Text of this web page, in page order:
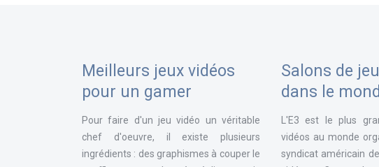
Meilleurs jeux vidéos
pour un gamer
Pour faire d'un jeu vidéo un véritable
chef d'oeuvre, il existe plusieurs
ingrédients : des graphismes à couper le
Salons de
dans le
L'E3 est le plus
vidéos au monde
syndicat américain